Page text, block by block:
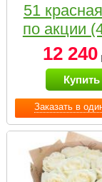
Заказать в
51
по акции
12 240
Купить